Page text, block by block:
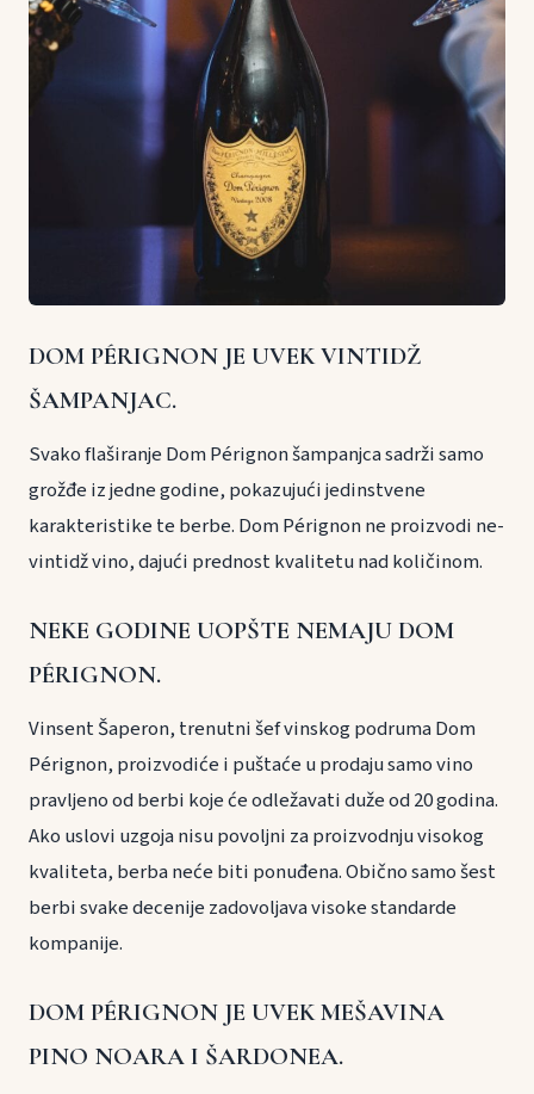
DOM PÉRIGNON JE UVEK VINTIDŽ
ŠAMPANJAC.
Svako flaširanje Dom Pérignon šampanjca sadrži samo
grožđe iz jedne godine, pokazujući jedinstvene
karakteristike te berbe. Dom Pérignon ne proizvodi ne-
vintidž vino, dajući prednost kvalitetu nad količinom.
NEKE GODINE UOPŠTE NEMAJU DOM
PÉRIGNON.
Vinsent Šaperon, trenutni šef vinskog podruma Dom
Pérignon, proizvodiće i puštaće u prodaju samo vino
pravljeno od berbi koje će odležavati duže od 20 godina.
Ako uslovi uzgoja nisu povoljni za proizvodnju visokog
kvaliteta, berba neće biti ponuđena. Obično samo šest
berbi svake decenije zadovoljava visoke standarde
kompanije.
DOM PÉRIGNON JE UVEK MEŠAVINA
PINO NOARA I ŠARDONEA.